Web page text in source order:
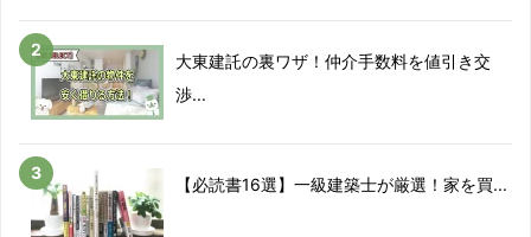
大東建託の裏ワザ！仲介手数料を値引き交
渉...
【必読書16選】一級建築士が厳選！家を買...